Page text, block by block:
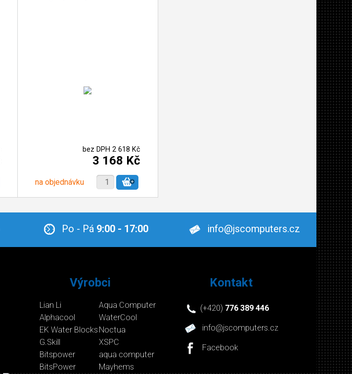
bez DPH 2 618 Kč
3 168 Kč
na objednávku
Po - Pá 9:00 - 17:00 info@jscomputers.cz
Výrobci
Lian Li
Aqua Computer
Alphacool
WaterCool
EK Water Blocks Noctua
G.Skill
XSPC
Bitspower
aqua computer
BitsPower
Mayhems
Kontakt
(+420) 776 389 446
info@jscomputers.cz
Facebook